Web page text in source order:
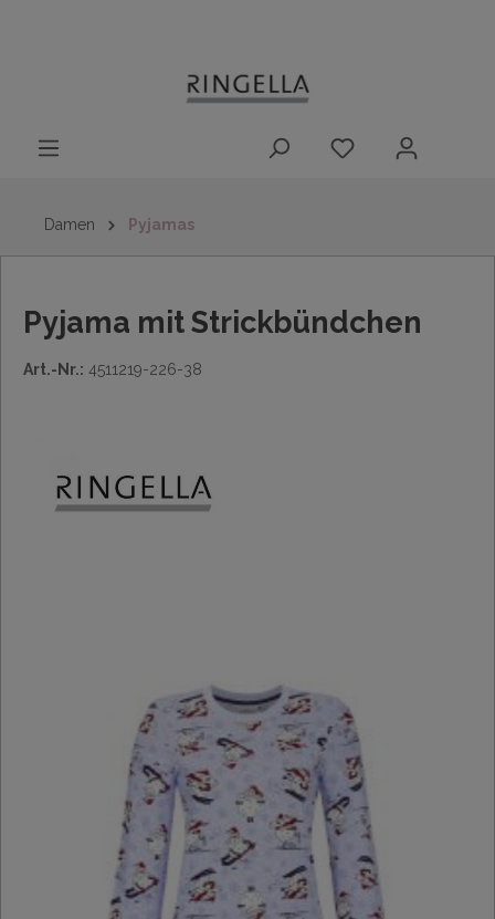
Damen Pyjamas
Pyjama mit Strickbündchen
Art.-Nr.: 4511219-226-38